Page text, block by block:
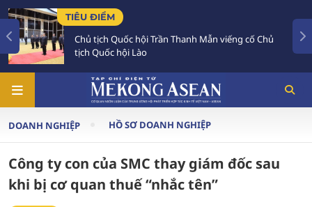
TIÊU ĐIỂM
Chủ tịch Quốc hội Trần Thanh Mẫn viếng cố Chủ
tịch Quốc hội Lào
DOANH NGHIỆP HỒ SƠ DOANH NGHIỆP
Công ty con của SMC thay giám đốc sau
khi bị cơ quan thuế “nhắc tên”